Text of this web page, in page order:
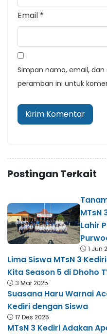
Email *
Simpan nama, email,
peramban ini untuk
Postingan Terkait
MTsN
Lahir
1 Jun
Lima Siswa MTsN 3
Kita Season 5 di Dhoho
3 Mar 2025
Suasana Haru Warnai
Kediri dengan Siswa
17 Des 2025
MTsN 3 Kediri Adakan